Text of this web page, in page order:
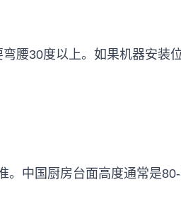
腰30度以上。如果机器安装
。中国厨房台面高度通常是